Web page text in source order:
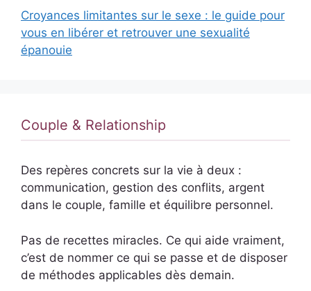
Croyances limitantes sur le sexe : le guide pour
vous en libérer et retrouver une sexualité
épanouie
Couple & Relationship
Des repères concrets sur la vie à deux :
communication, gestion des conflits, argent
dans le couple, famille et équilibre personnel.
Pas de recettes miracles. Ce qui aide vraiment,
c’est de nommer ce qui se passe et de disposer
de méthodes applicables dès demain.